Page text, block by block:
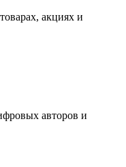
акциях и
авторов и